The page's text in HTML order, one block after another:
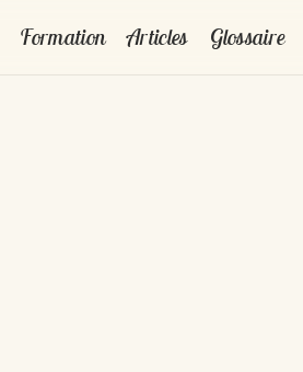
Formation Articles Glossaire